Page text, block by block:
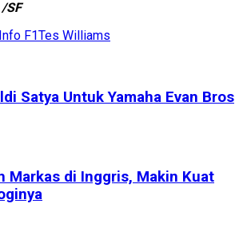
/SF
Info F1Tes Williams
Satya Untuk Yamaha Evan Bros
Markas di Inggris, Makin Kuat